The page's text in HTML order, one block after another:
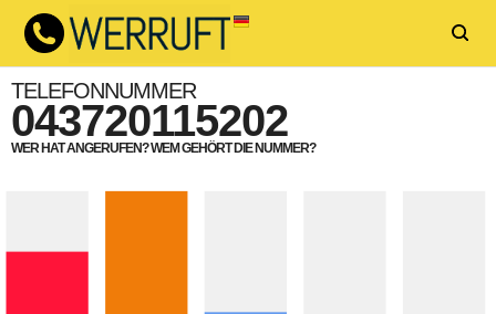
TELEFONNUMMER
043720115202
WER HAT ANGERUFEN? WEM GEHÖRT DIE NUMMER?